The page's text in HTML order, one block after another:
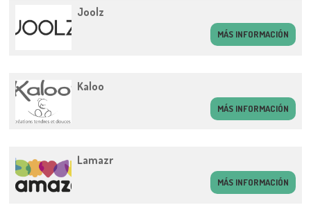
Joolz
MÁS INFORMACIÓN
Kaloo
MÁS INFORMACIÓN
Lamazr
MÁS INFORMACIÓN